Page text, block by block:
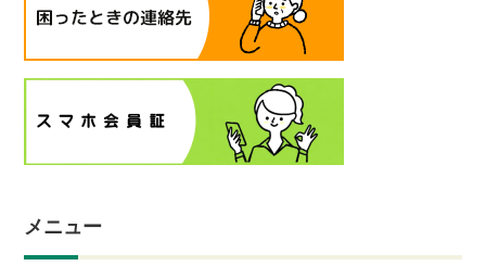
メニュー